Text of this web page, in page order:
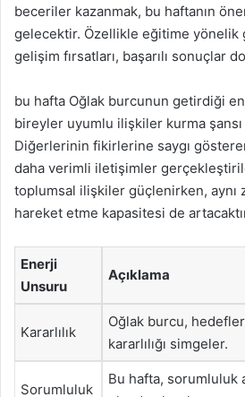
beceriler kazanmak, bu haftanın
gelecektir. Özellikle eğitime yönelik
gelişim fırsatları, başarılı sonuçlar
bu hafta Oğlak burcunun getirdiği
bireyler uyumlu ilişkiler kurma
Diğerlerinin fikirlerine saygı
daha verimli iletişimler
toplumsal ilişkiler güçlenirken, aynı
hareket etme kapasitesi de
Enerji
Unsuru
Açıklama
Kararlılık
Oğlak burcu,
kararlılığı simgeler.
Sorumluluk
Bu hafta, sorumluluk